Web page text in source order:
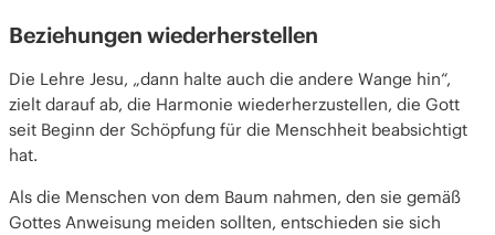
Beziehungen wiederherstellen
Die Lehre Jesu, „dann halte auch die andere Wange hin“,
zielt darauf ab, die Harmonie wiederherzustellen, die Gott
seit Beginn der Schöpfung für die Menschheit beabsichtigt
hat.
Als die Menschen von dem Baum nahmen, den sie gemäß
Gottes Anweisung meiden sollten, entschieden sie sich